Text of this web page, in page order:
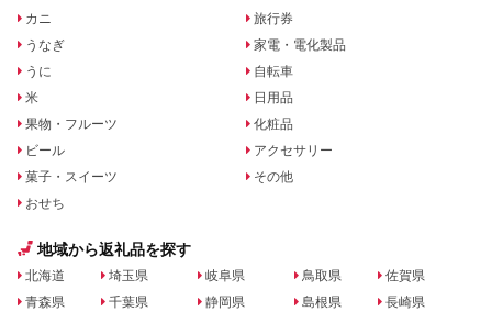
カニ
うなぎ
うに
米
果物・フルーツ
ビール
菓子・スイーツ
おせち
旅行券
家電・電化製品
自転車
日用品
化粧品
アクセサリー
その他
地域から返礼品を探す
北海道
青森県
埼玉県
千葉県
岐阜県
静岡県
鳥取県
島根県
佐賀県
長崎県